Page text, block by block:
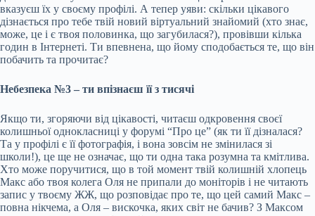
вказуєш їх у своєму профілі. А тепер уяви: скільки цікавого
дізнається про тебе твій новий віртуальний знайомий (хто знає,
може, це і є твоя половинка, що загубилася?), провівши кілька
годин в Інтернеті. Ти впевнена, що йому сподобається те, що він
побачить та прочитає?
Небезпека №3 – ти впізнаєш її з тисячі
Якщо ти, згоряючи від цікавості, читаєш одкровення своєї
колишньої однокласниці у форумі “Про це” (як ти її дізналася?
Та у профілі є її фотографія, і вона зовсім не змінилася зі
школи!), це ще не означає, що ти одна така розумна та кмітлива.
Хто може поручитися, що в той момент твій колишній хлопець
Макс або твоя колега Оля не припали до моніторів і не читають
запис у твоєму ЖЖ, що розповідає про те, що цей самий Макс –
повна нікчема, а Оля – вискочка, яких світ не бачив? З Максом